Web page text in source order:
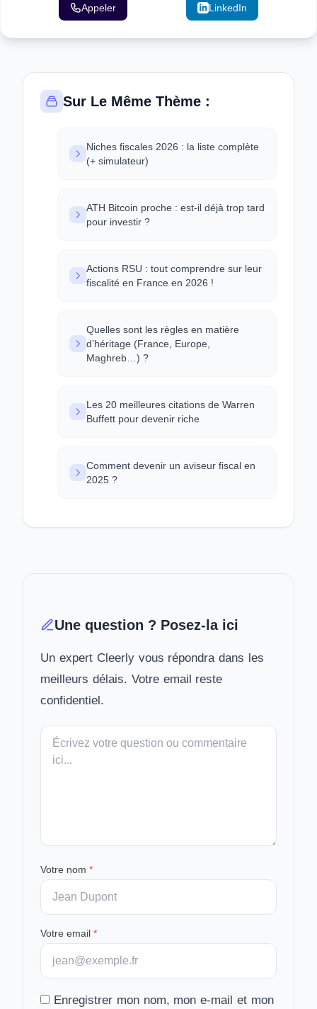
Appeler LinkedIn
Sur Le Même Thème :
Niches fiscales 2026 : la liste complète
(+ simulateur)
ATH Bitcoin proche : est-il déjà trop tard
pour investir ?
Actions RSU : tout comprendre sur leur
fiscalité en France en 2026 !
Quelles sont les règles en matière
d’héritage (France, Europe,
Maghreb…) ?
Les 20 meilleures citations de Warren
Buffett pour devenir riche
Comment devenir un aviseur fiscal en
2025 ?
Une question ? Posez-la ici
Un expert Cleerly vous répondra dans les
meilleurs délais. Votre email reste
confidentiel.
Votre
message
Votre nom *
Votre email *
Enregistrer mon nom, mon e-mail et mon